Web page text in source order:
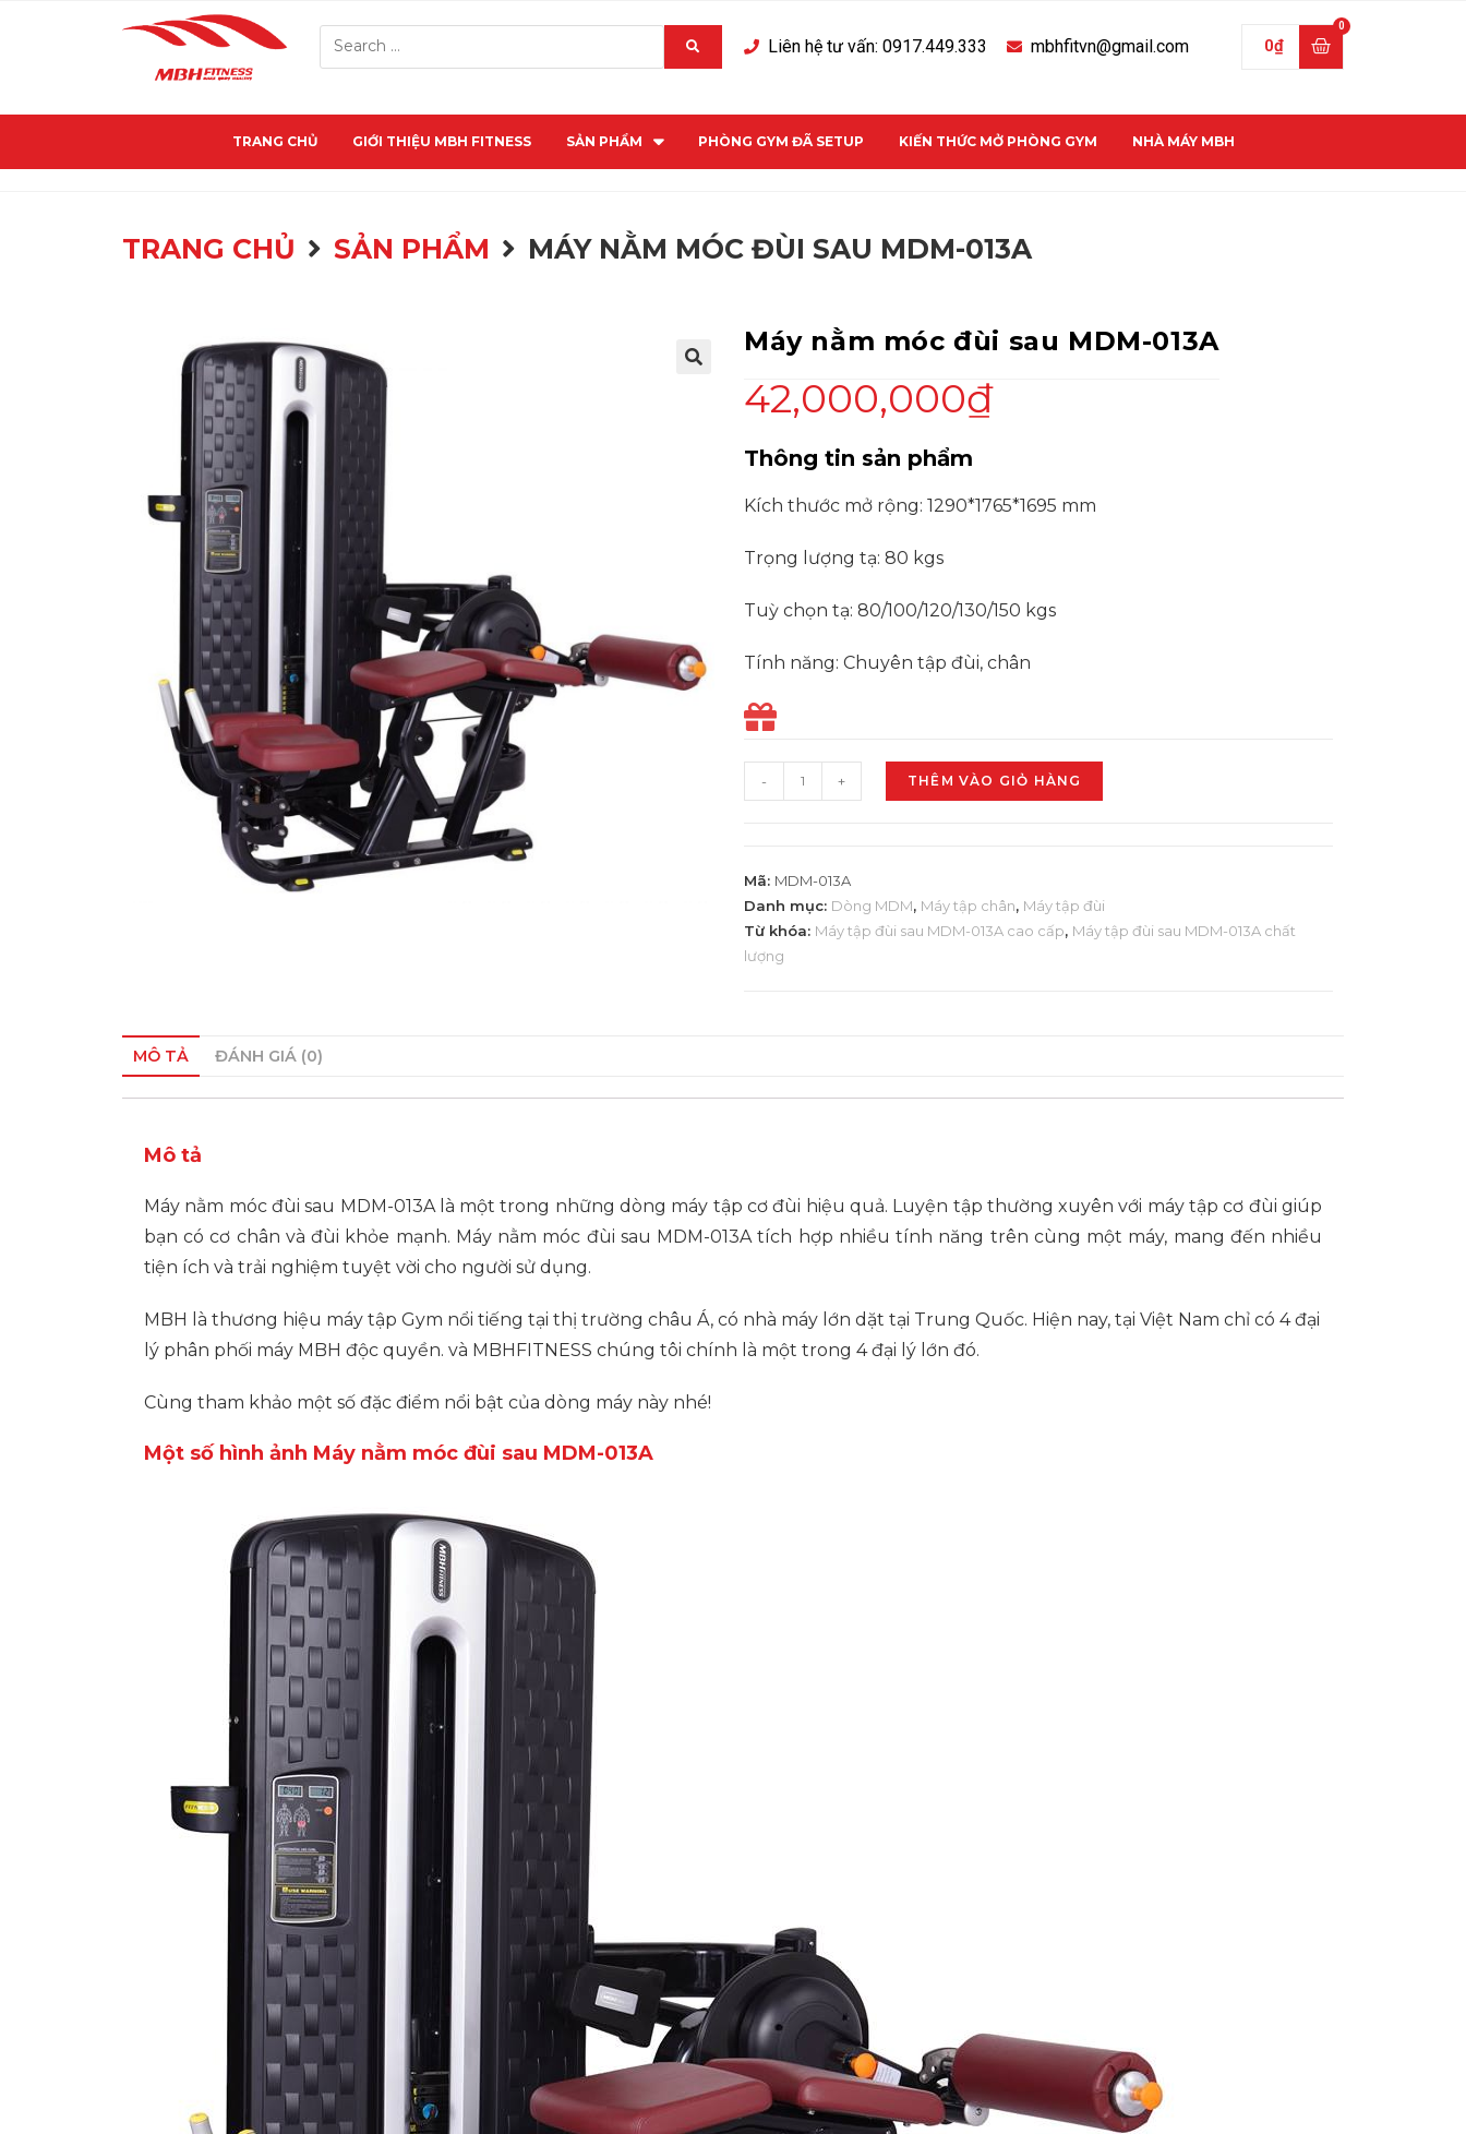
Liên hệ tư vấn: 0917.449.333 mbhfitvn@gmail.com 0₫
TRANG CHỦ GIỚI THIỆU MBH FITNESS SẢN PHẨM PHÒNG GYM ĐÃ SETUP KIẾN THỨC MỞ PHÒNG GYM NHÀ MÁY MBH
TRANG CHỦ SẢN PHẨM MÁY NẰM MÓC ĐÙI SAU MDM-013A
Máy nằm móc đùi sau MDM-013A
42,000,000₫
Thông tin sản phẩm
Kích thước mở rộng: 1290*1765*1695 mm
Trọng lượng tạ: 80 kgs
Tuỳ chọn tạ: 80/100/120/130/150 kgs
Tính năng: Chuyên tập đùi, chân
- + THÊM VÀO GIỎ HÀNG
Mã: MDM-013A
Danh mục: Dòng MDM, Máy tập chân, Máy tập đùi
Từ khóa: Máy tập đùi sau MDM-013A cao cấp, Máy tập đùi sau MDM-013A chất
lượng
MÔ TẢ ĐÁNH GIÁ (0)
Mô tả
Máy nằm móc đùi sau MDM-013A là một trong những dòng máy tập cơ đùi hiệu quả. Luyện tập thường xuyên với máy tập cơ đùi giúp
bạn có cơ chân và đùi khỏe mạnh. Máy nằm móc đùi sau MDM-013A tích hợp nhiều tính năng trên cùng một máy, mang đến nhiều
tiện ích và trải nghiệm tuyệt vời cho người sử dụng.
MBH là thương hiệu máy tập Gym nổi tiếng tại thị trường châu Á, có nhà máy lớn dặt tại Trung Quốc. Hiện nay, tại Việt Nam chỉ có 4 đại
lý phân phối máy MBH độc quyền. và MBHFITNESS chúng tôi chính là một trong 4 đại lý lớn đó.
Cùng tham khảo một số đặc điểm nổi bật của dòng máy này nhé!
Một số hình ảnh Máy nằm móc đùi sau MDM-013A